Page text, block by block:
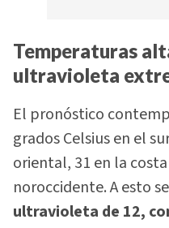
Temperaturas
ultravioleta
El pronóstico
grados Celsius en el
oriental, 31 en la
noroccidente. A esto
ultravioleta de 12,